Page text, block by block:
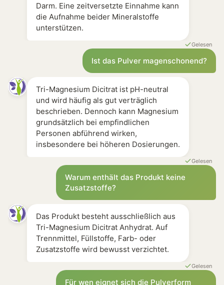
Darm. Eine zeitversetzte Einnahme kann
die Aufnahme beider Mineralstoffe
unterstützen.
Gelesen
Ist das Pulver magenschonend?
Tri-Magnesium Dicitrat ist pH-neutral
und wird häufig als gut verträglich
beschrieben. Dennoch kann Magnesium
grundsätzlich bei empfindlichen
Personen abführend wirken,
insbesondere bei höheren Dosierungen.
Gelesen
Warum enthält das Produkt keine
Zusatzstoffe?
Das Produkt besteht ausschließlich aus
Tri-Magnesium Dicitrat Anhydrat. Auf
Trennmittel, Füllstoffe, Farb- oder
Zusatzstoffe wird bewusst verzichtet.
Gelesen
Für wen eignet sich die Pulverform